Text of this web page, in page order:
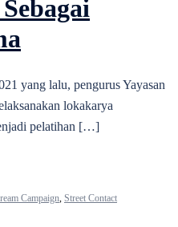
yang lalu, pengurus Yayasan
lokakarya
pelatihan […]
Campaign, Street Contact